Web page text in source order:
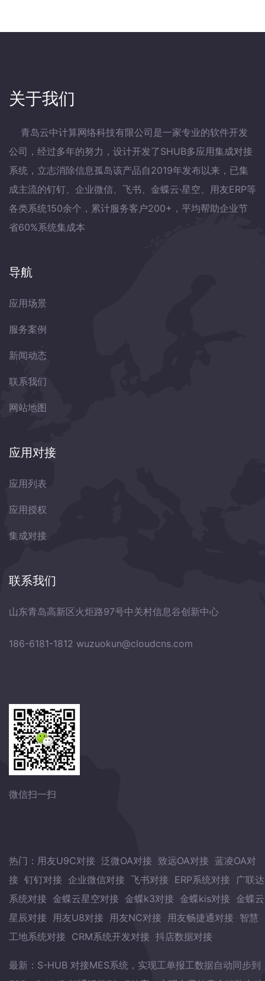
关于我们
青岛云中计算网络科技有限公司是一家专业的软件开发
公司，经过多年的努力，设计开发了SHUB多应用集成对接
系统，立志消除信息孤岛该产品自2019年发布以来，已集
成主流的钉钉、企业微信、飞书、金蝶云·星空、用友ERP等
各类系统150余个，累计服务客户200+，平均帮助企业节
省60%系统集成本
导航
应用场景
服务案例
新闻动态
联系我们
网站地图
应用对接
应用列表
应用授权
集成对接
联系我们
山东青岛高新区火炬路97号中关村信息谷创新中心
186-6181-1812 wuzuokun@cloudcns.com
微信扫一扫
热门： 用友U9C对接 泛微OA对接 致远OA对接 蓝凌OA对
接 钉钉对接 企业微信对接 飞书对接 ERP系统对接 广联达
系统对接 金蝶云星空对接 金蝶k3对接 金蝶kis对接 金蝶云
星辰对接 用友U8对接 用友NC对接 用友畅捷通对接 智慧
工地系统对接 CRM系统开发对接 抖店数据对接
最新： S-HUB 对接MES系统，实现工单报工数据自动同步到